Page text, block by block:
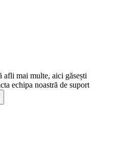
afli mai multe, aici găsești
echipa noastră de suport